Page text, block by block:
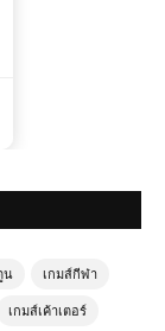
น เกมส์กีฬา
เกมส์เค้าเตอร์